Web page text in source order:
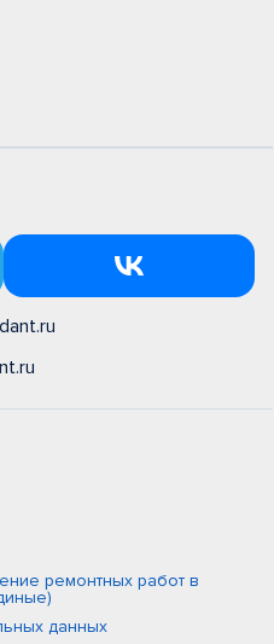
ремонтных работ в
данных